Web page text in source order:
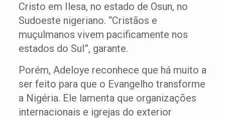
Cristo em Ilesa, no estado de Osun, no
Sudoeste nigeriano. “Cristãos e
muçulmanos vivem pacificamente nos
estados do Sul”, garante.
Porém, Adeloye reconhece que há muito a
ser feito para que o Evangelho transforme
a Nigéria. Ele lamenta que organizações
internacionais e igrejas do exterior